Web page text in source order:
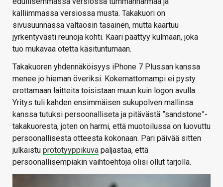
kalliimmassa versiossa musta. Takakuori on
sivusuunnassa valtaosin tasainen, mutta kaartuu
jyrkentyvästi reunoja kohti. Kaari päättyy kulmaan, joka
tuo mukavaa otetta käsituntumaan.
Takakuoren yhdennäköisyys iPhone 7 Plussan kanssa
menee jo hieman överiksi. Kokemattomampi ei pysty
erottamaan laitteita toisistaan muun kuin logon avulla.
Yritys tuli kahden ensimmäisen sukupolven mallinsa
kanssa tutuksi persoonalliseta ja pitävästä ”sandstone”-
takakuoresta, joten on harmi, että muotoilussa on luovuttu
persoonallisesta otteesta kokonaan. Pari päivää sitten
julkaistu prototyyppikuva paljastaa, että
persoonallisempiakin vaihtoehtoja olisi ollut tarjolla.